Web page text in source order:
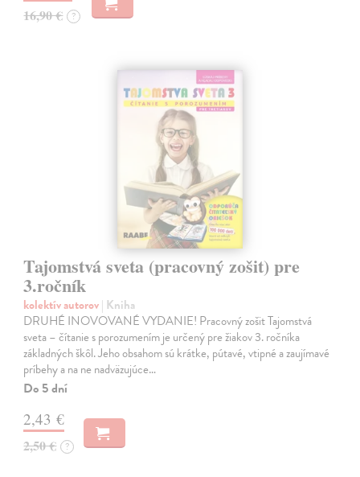
16,90 € ?
Tajomstvá sveta (pracovný zošit) pre
3.ročník
kolektív autorov| Kniha
DRUHÉ INOVOVANÉ VYDANIE! Pracovný zošit Tajomstvá
sveta – čítanie s porozumením je určený pre žiakov 3. ročníka
základných škôl. Jeho obsahom sú krátke, pútavé, vtipné a zaujímavé
príbehy a na ne nadväzujúce…
Do 5 dní
2,43 €
2,50 € ?